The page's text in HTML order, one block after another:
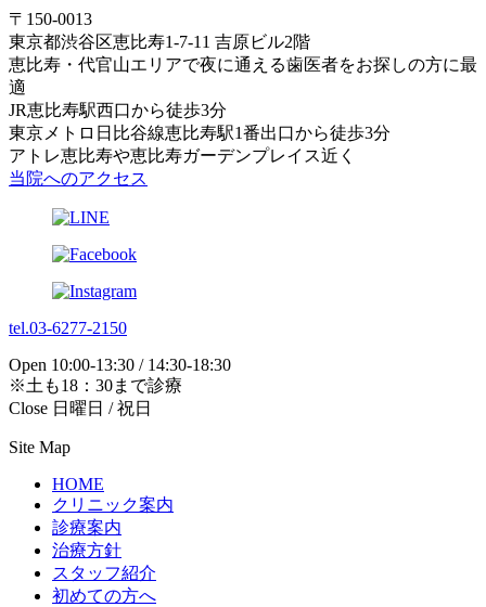
〒150-0013
東京都渋谷区恵比寿1-7-11 吉原ビル2階
恵比寿・代官山エリアで夜に通える歯医者をお探しの方に最
適
JR恵比寿駅西口から徒歩3分
東京メトロ日比谷線恵比寿駅1番出口から徒歩3分
アトレ恵比寿や恵比寿ガーデンプレイス近く
当院へのアクセス
tel.03-6277-2150
Open 10:00-13:30 / 14:30-18:30
※土も18：30まで診療
Close 日曜日 / 祝日
Site Map
HOME
クリニック案内
診療案内
治療方針
スタッフ紹介
初めての方へ